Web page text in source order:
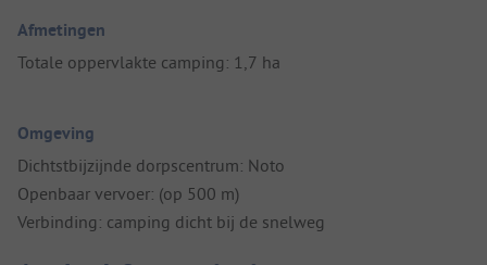
Afmetingen
Totale oppervlakte camping: 1,7 ha
Omgeving
Dichtstbijzijnde dorpscentrum: Noto
Openbaar vervoer: (op 500 m)
Verbinding: camping dicht bij de snelweg